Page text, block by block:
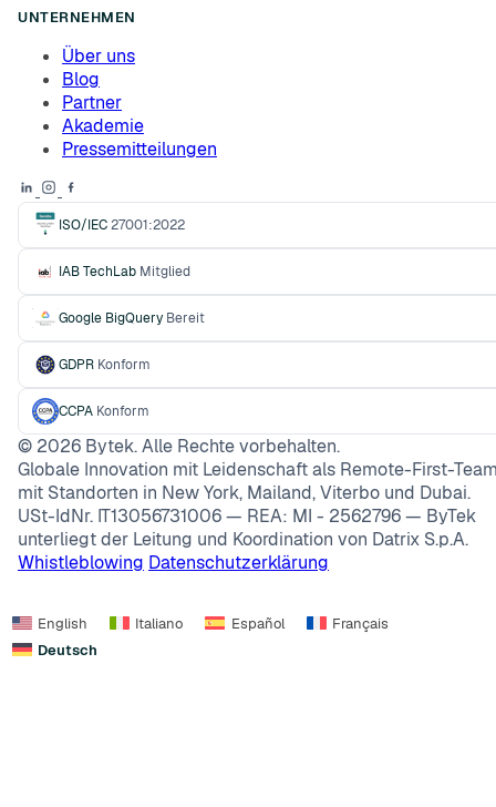
UNTERNEHMEN
Über uns
Blog
Partner
Akademie
Pressemitteilungen
ISO/IEC27001:2022
IAB TechLab Mitglied
Google BigQuery Bereit
GDPR Konform
CCPA Konform
© 2026 Bytek. Alle Rechte vorbehalten.
Globale Innovation mit Leidenschaft als Remote-First-
mit Standorten in New York, Mailand, Viterbo und Dubai.
USt-IdNr. IT13056731006 — REA: MI - 2562796 — ByTek
unterliegt der Leitung und Koordination von Datrix S.p.A.
Whistleblowing Datenschutzerklärung
English Italiano Español
Français
Deutsch